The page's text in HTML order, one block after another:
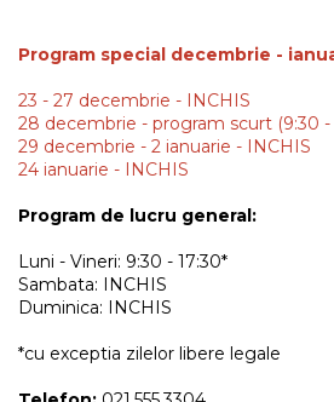
Program special decembrie -
23 - 27 decembrie - INCHIS
28 decembrie - program scurt (9:30 -
29 decembrie - 2 ianuarie - INCHIS
24 ianuarie - INCHIS
Program de lucru general:
Luni - Vineri: 9:30 - 17:30*
Sambata: INCHIS
Duminica: INCHIS
*cu exceptia zilelor libere legale